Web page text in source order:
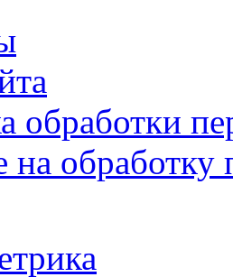
обработки
на